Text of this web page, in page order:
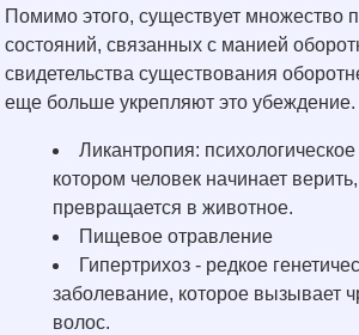
Помимо этого, существует множество
состояний, связанных с манией
свидетельства существования
еще больше укрепляют это убеждение.
Ликантропия:
котором человек начинает
превращается в животное.
Пищевое отравление
Гипертрихоз - редкое
заболевание, которое вызывает
волос.